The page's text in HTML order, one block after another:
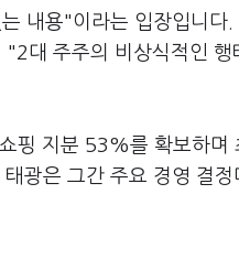
내용"이라는 입장입니다
대 주주의 비상식적인
핑 지분 53%를 확보하며
광은 그간 주요 경영 결정